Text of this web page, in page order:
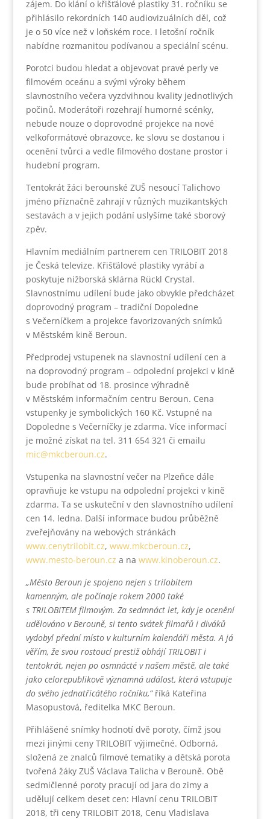
zájem. Do klání o křišťálové plastiky 31. ročníku se
přihlásilo rekordních 140 audiovizuálních děl, což
je o 50 více než v loňském roce. I letošní ročník
nabídne rozmanitou podívanou a speciální scénu.
Porotci budou hledat a objevovat pravé perly ve
filmovém oceánu a svými výroky během
slavnostního večera vyzdvihnou kvality jednotlivých
počinů. Moderátoři rozehrají humorné scénky,
nebude nouze o doprovodné projekce na nové
velkoformátové obrazovce, ke slovu se dostanou i
ocenění tvůrci a vedle filmového dostane prostor i
hudební program.
Tentokrát žáci berounské ZUŠ nesoucí Talichovo
jméno příznačně zahrají v různých muzikantských
sestavách a v jejich podání uslyšíme také sborový
zpěv.
Hlavním mediálním partnerem cen TRILOBIT 2018
je Česká televize. Křišťálové plastiky vyrábí a
poskytuje nižborská sklárna Rückl Crystal.
Slavnostnímu udílení bude jako obvykle předcházet
doprovodný program – tradiční Dopoledne
s Večerníčkem a projekce favorizovaných snímků
v Městském kině Beroun.
Předprodej vstupenek na slavnostní udílení cen a
na doprovodný program – odpolední projekci v kině
bude probíhat od 18. prosince výhradně
v Městském informačním centru Beroun. Cena
vstupenky je symbolických 160 Kč. Vstupné na
Dopoledne s Večerníčky je zdarma. Více informací
je možné získat na tel. 311 654 321 či emailu
mic@mkcberoun.cz.
Vstupenka na slavnostní večer na Plzeňce dále
opravňuje ke vstupu na odpolední projekci v kině
zdarma. Ta se uskuteční v den slavnostního udílení
cen 14. ledna. Další informace budou průběžně
zveřejňovány na webových stránkách
www.cenytrilobit.cz, www.mkcberoun.cz,
www.mesto-beroun.cz a na www.kinoberoun.cz.
„Město Beroun je spojeno nejen s trilobitem
kamenným, ale počínaje rokem 2000 také
s TRILOBITEM filmovým. Za sedmnáct let, kdy je ocenění
udělováno v Berouně, si tento svátek filmařů i diváků
vydobyl přední místo v kulturním kalendáři města. A já
věřím, že svou rostoucí prestiž obhájí TRILOBIT i
tentokrát, nejen po osmnácté v našem městě, ale také
jako celorepublikově významná událost, která vstupuje
do svého jednatřicátého ročníku,“říká Kateřina
Masopustová, ředitelka MKC Beroun.
Přihlášené snímky hodnotí dvě poroty, čímž jsou
mezi jinými ceny TRILOBIT výjimečné. Odborná,
složená ze znalců filmové tematiky a dětská porota
tvořená žáky ZUŠ Václava Talicha v Berouně. Obě
sedmičlenné poroty pracují od jara do zimy a
udělují celkem deset cen: Hlavní cenu TRILOBIT
2018, tři ceny TRILOBIT 2018, Cenu Vladislava